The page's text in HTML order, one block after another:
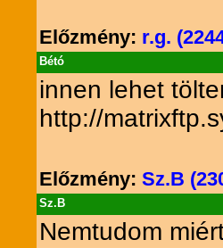
Előzmény: r.g.
Bétó
innen lehet
http://
Előzmény: Sz.B
Sz.B
Nemtudom